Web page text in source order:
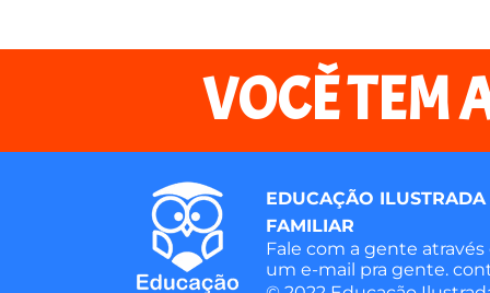
VOCÊ TEM
EDUCAÇÃO
FAMILIAR
Fale com a gente
um e-mail pra gente.